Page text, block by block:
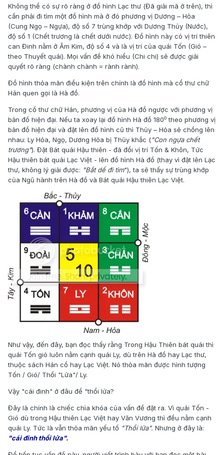
Không thể có sự rõ ràng ở đồ hình Lạc thư (Đã giải mã ở trên), thì
cần phải đi tìm một đồ hình mà ở đó phương vị Dương – Hỏa
(Cung Ngọ – Ngựa), độ số 7 trùng khớp với Dương Thủy (Nước),
độ số 1 (Chết trương là chết dưới nước). Đồ hình này có vị trí thiên
can Đinh nằm ở Âm Kim, độ số 4 và là vị trí của quái Tốn (Gió –
theo Thuyết quái). Mọi vấn đề khó hiểu (Chi chi) sẽ được giải
quyết rõ ràng (chành chành = rành rành).
Đồ hình thỏa mãn điều kiện trên chính là đồ hình mà cổ thư chữ
Hán quen gọi là Hà đồ.
Trong cổ thư chữ Hán, phương vị của Hà đồ ngược với phương vị
bản đồ hiện đại. Nếu ta xoay lại đồ hình Hà đồ 180o theo phương vị
bản đồ hiện đại và đặt lên đồ hình cũ thì Thủy – Hỏa sẽ chồng lên
nhau: Ly Hỏa, Ngọ, Dương Hỏa bị Thủy khắc ("Con ngựa chết
trương"). Đặt Bát quái Hậu thiên - đã đổi vị trí Tốn & Khôn, Tức
Hậu thiên bát quái Lạc Việt - lên đồ hình Hà đồ (thay vì đặt lên Lạc
thư, không lý giải được: "Bắt dế đi tìm"), ta sẽ thấy sự trùng khớp
của Ngũ hành trên Hà đồ và Bát quái Hậu thiên Lạc Việt.
Như vậy, đến đây, bạn đọc thấy rằng Trong Hậu Thiên bát quái thì
quái Tốn gió luôn nằm cạnh quái Ly, dù trên Hà đồ hay Lạc thư,
thuộc sách Hán cổ hay Lạc Việt. Nó thỏa mãn được hình tượng
Tốn / Gió/ Thổi "Lửa"/ Ly.
Vậy "cái đinh" ở đâu để "thổi lửa?
Đây là chính là chiếc chìa khóa của vấn đề đặt ra. Vì quái Tốn -
Gió dù trong Hậu thiên Lạc Việt hay Văn Vương thì đều nằm cạnh
quái Ly. Tức là vẫn thỏa mãn yếu tố "Thổi lửa". Nhưng ở đây là:
"cái đinh thổi lửa".